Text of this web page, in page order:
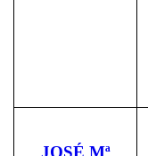
JOSÉ Mª